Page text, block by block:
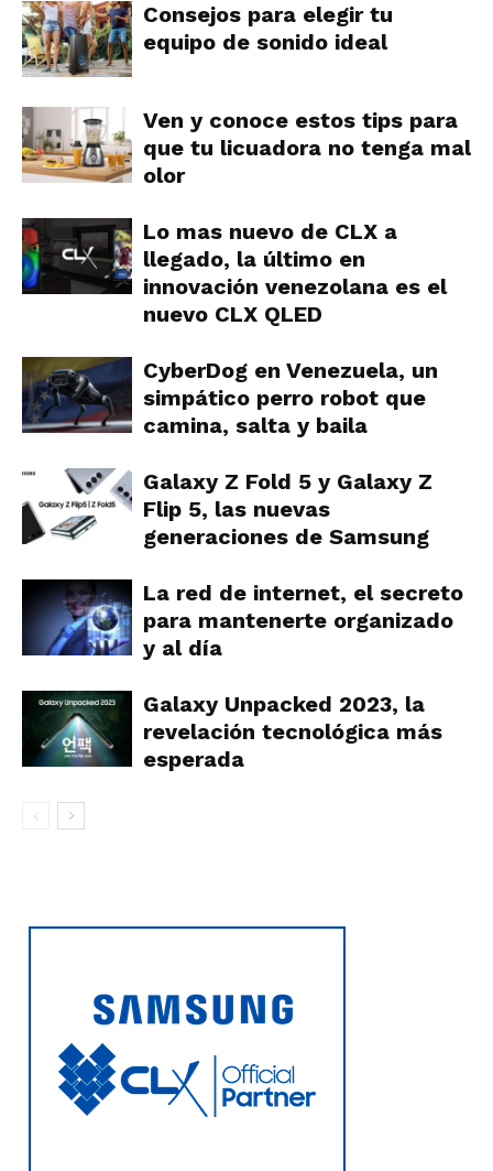
Consejos para elegir tu
equipo de sonido ideal
Ven y conoce estos tips para
que tu licuadora no tenga mal
olor
Lo mas nuevo de CLX a
llegado, la último en
innovación venezolana es el
nuevo CLX QLED
CyberDog en Venezuela, un
simpático perro robot que
camina, salta y baila
Galaxy Z Fold 5 y Galaxy Z
Flip 5, las nuevas
generaciones de Samsung
La red de internet, el secreto
para mantenerte organizado
y al día
Galaxy Unpacked 2023, la
revelación tecnológica más
esperada